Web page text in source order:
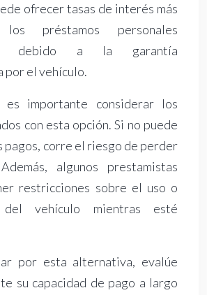
ofrecer tasas de interés más
préstamos personales
debido a la garantía
por el vehículo.
es importante considerar los
con esta opción. Si no puede
pagos, corre el riesgo de perder
algunos prestamistas
restricciones sobre el uso o
del vehículo mientras esté
por esta alternativa, evalúe
su capacidad de pago a largo